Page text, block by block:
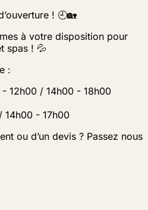
! 🕘🏡
à votre disposition pour
spas ! 💦
:
12h00 / 14h00 - 18h00
14h00 - 17h00
ou d’un devis ? Passez nous